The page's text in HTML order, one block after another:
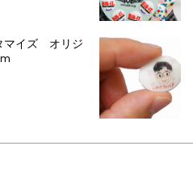
マイズ オリジ